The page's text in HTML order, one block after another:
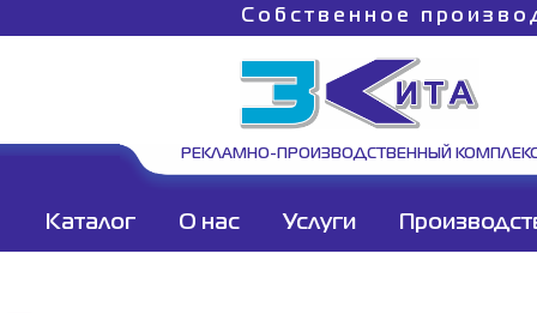
Собственное
РЕКЛАМНО-ПРОИЗВОДСТВЕННЫЙ
Каталог О нас Услуги